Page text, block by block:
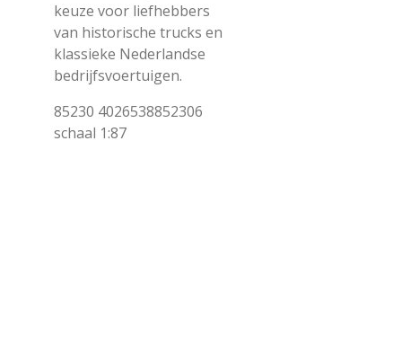
keuze voor liefhebbers
van historische trucks en
klassieke Nederlandse
bedrijfsvoertuigen.
85230 4026538852306
schaal 1:87